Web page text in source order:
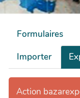
Formulaires
Importer
Action